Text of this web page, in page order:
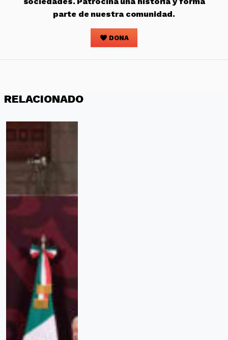
parte de nuestra comunidad.
DONA
RELACIONADO